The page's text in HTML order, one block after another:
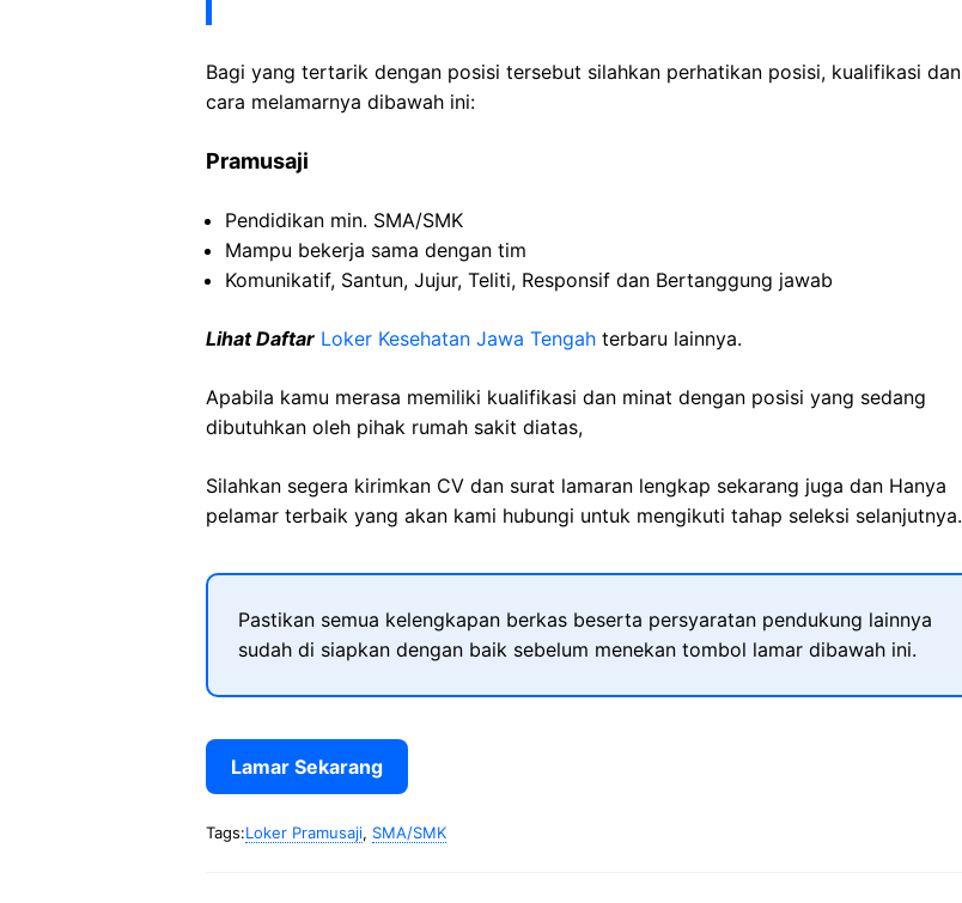
Bagi yang tertarik dengan posisi tersebut silahkan perhatikan posisi, kualifikasi dan
cara melamarnya dibawah ini:
Pramusaji
Pendidikan min. SMA/SMK
Mampu bekerja sama dengan tim
Komunikatif, Santun, Jujur, Teliti, Responsif dan Bertanggung jawab
Lihat Daftar Loker Kesehatan Jawa Tengah terbaru lainnya.
Apabila kamu merasa memiliki kualifikasi dan minat dengan posisi yang sedang
dibutuhkan oleh pihak rumah sakit diatas,
Silahkan segera kirimkan CV dan surat lamaran lengkap sekarang juga dan Hanya
pelamar terbaik yang akan kami hubungi untuk mengikuti tahap seleksi selanjutnya.
Pastikan semua kelengkapan berkas beserta persyaratan pendukung lainnya
sudah di siapkan dengan baik sebelum menekan tombol lamar dibawah ini.
Lamar Sekarang
Tags:Loker Pramusaji, SMA/SMK